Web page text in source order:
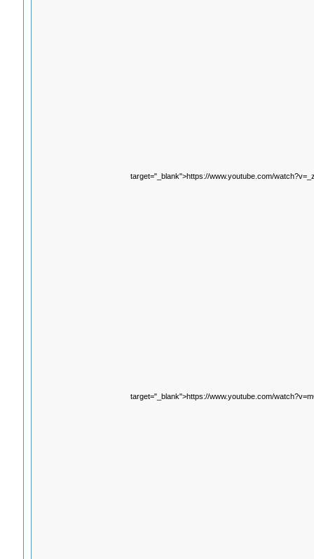
target="_blank">https://www.youtube.com/
target="_blank">https://www.youtube.com/